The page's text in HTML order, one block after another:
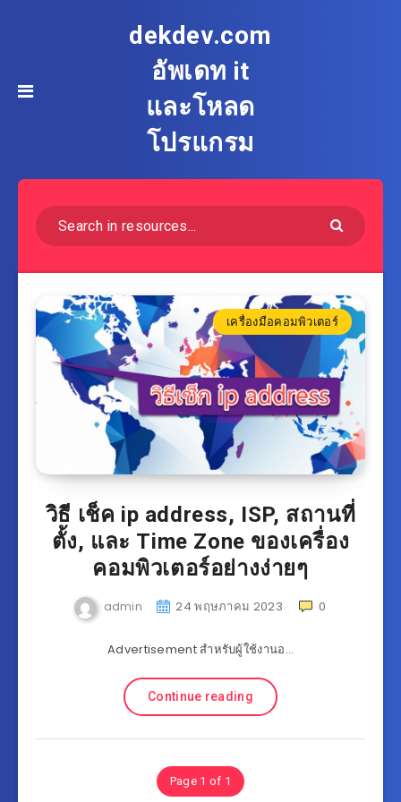
dekdev.com
อัพเดท it
และโหลด
โปรแกรม
เครื่องมือคอมพิวเตอร์
วิธี เช็ค ip address, ISP, สถานที่
ตั้ง, และ Time Zone ของเครื่อง
คอมพิวเตอร์อย่างง่ายๆ
admin 24 พฤษภาคม 2023 0
Advertisement สำหรับผู้ใช้งานอ…
Continue reading
Page 1 of 1